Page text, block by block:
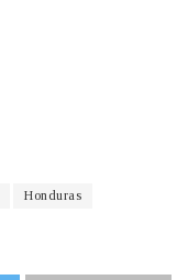
Honduras